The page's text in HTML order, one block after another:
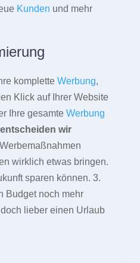
Kunden und mehr
komplette Werbung,
Klick auf Ihrer Website
Ihre gesamte Werbung
wir
wirklich etwas bringen.
sparen können. 3.
Budget noch mehr
lieber einen Urlaub